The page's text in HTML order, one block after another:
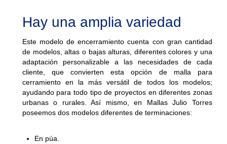
Hay una amplia variedad
Este modelo de encerramiento cuenta con gran cantidad
de modelos, altas o bajas alturas, diferentes colores y una
adaptación personalizable a las necesidades de cada
cliente, que convierten esta opción de malla para
cerramiento en la más versátil de todos los modelos;
ayudando para todo tipo de proyectos en diferentes zonas
urbanas o rurales. Así mismo, en Mallas Julio Torres
poseemos dos modelos diferentes de terminaciones:
En púa.